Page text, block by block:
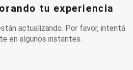
tu experiencia
actualizando. Por favor, intentá
en algunos instantes.